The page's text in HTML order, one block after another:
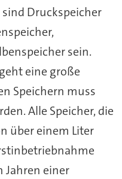
Druckspeicher
sein.
eine große
Speichern muss
Alle Speicher, die
über einem Liter
Jahren einer